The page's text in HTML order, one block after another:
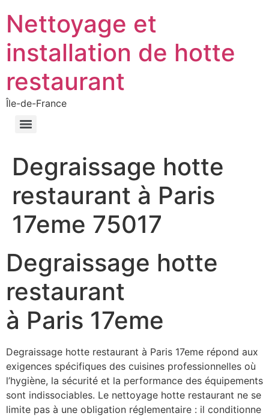
Nettoyage et
installation de hotte
restaurant
Île-de-France
Degraissage hotte
restaurant à Paris
17eme 75017
Degraissage hotte
restaurant
à Paris 17eme
Degraissage hotte restaurant à Paris 17eme répond aux
exigences spécifiques des cuisines professionnelles où
l’hygiène, la sécurité et la performance des équipements
sont indissociables. Le nettoyage hotte restaurant ne se
limite pas à une obligation réglementaire : il conditionne